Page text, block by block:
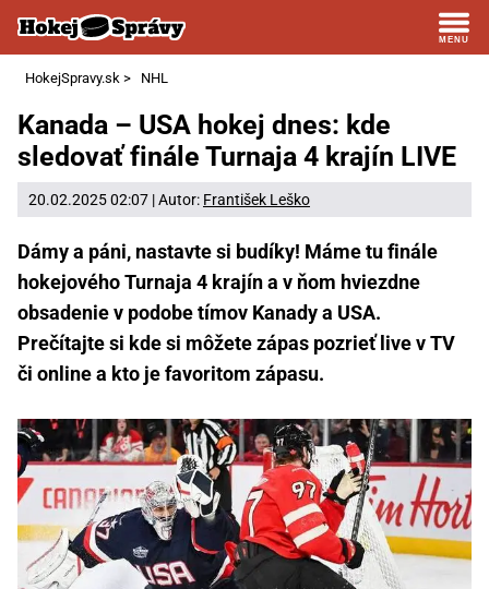
HokejSpravy.sk > NHL
Kanada – USA hokej dnes: kde
sledovať finále Turnaja 4 krajín LIVE
20.02.2025 02:07 | Autor: František Leško
Dámy a páni, nastavte si budíky! Máme tu finále
hokejového Turnaja 4 krajín a v ňom hviezdne
obsadenie v podobe tímov Kanady a USA.
Prečítajte si kde si môžete zápas pozrieť live v TV
či online a kto je favoritom zápasu.